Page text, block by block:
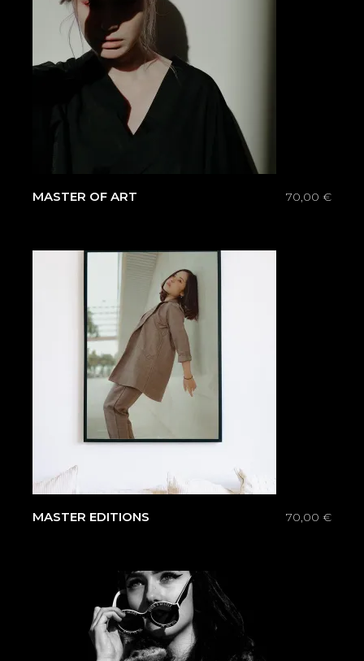
MASTER OF ART 70,00 €
MASTER EDITIONS 70,00 €